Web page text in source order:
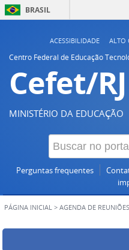
BRASIL
ACESSIBILIDADE ALTO
Centro Federal de Educação
Cefet/RJ
MINISTÉRIO DA EDUCAÇÃO
Perguntas frequentes
PÁGINA INICIAL > AGENDA DE REUNIÕES